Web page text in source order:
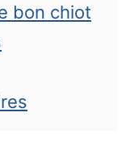
bon chiot